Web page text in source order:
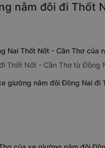
nằm đôi đi
Nai Thốt Nốt - Cần Thơ của
Thốt Nốt - Cần Thơ từ
giường nằm đôi Đồng Nai đi